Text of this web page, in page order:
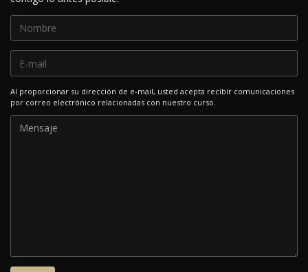
Al proporcionar su dirección de e-mail, usted acepta recibir comunicaciones
por correo electrónico relacionadas con nuestro curso.